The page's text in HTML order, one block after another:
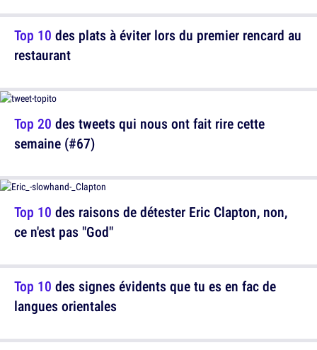
Top 20 des tweets qui nous ont fait rire cette
semaine (#67)
Top 10 des signes évidents que tu es en fac de
langues orientales
Top 10 des plats à éviter lors du premier rencard au
restaurant
Top 10 des raisons de détester Eric Clapton, non,
ce n'est pas "God"